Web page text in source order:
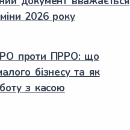
2026 року
проти ПРРО: що
бізнесу та як
з касою